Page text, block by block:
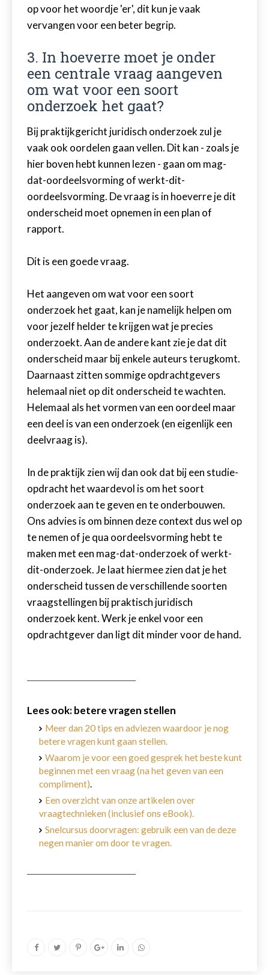
op voor het woordje 'er', dit kun je vaak
vervangen voor een beter begrip.
3. In hoeverre moet je onder
een centrale vraag aangeven
om wat voor een soort
onderzoek het gaat?
Bij praktijkgericht juridisch onderzoek zul je
vaak ook oordelen gaan vellen. Dit kan - zoals je
hier boven hebt kunnen lezen - gaan om mag-
dat-oordeelsvorming of werkt-dit-
oordeelsvorming. De vraag is in hoeverre je dit
onderscheid moet opnemen in een plan of
rapport.
Dit is een goede vraag.
Het aangeven om wat voor een soort
onderzoek het gaat, kan je namelijk helpen om
voor jezelf helder te krijgen wat je precies
onderzoekt. Aan de andere kant zie je dat dit
onderscheid maar bij enkele auteurs terugkomt.
Daarnaast zitten sommige opdrachtgevers
helemaal niet op dit onderscheid te wachten.
Helemaal als het vormen van een oordeel maar
een deel is van een onderzoek (en eigenlijk een
deelvraag is).
In de praktijk zien wij dan ook dat bij een studie-
opdracht het waardevol is om het soort
onderzoek aan te geven en te onderbouwen.
Ons advies is om binnen deze context dus wel op
te nemen of je qua oordeelsvorming hebt te
maken met een mag-dat-onderzoek of werkt-
dit-onderzoek. Je laat hiermee zien dat je het
onderscheid tussen de verschillende soorten
vraagstellingen bij praktisch juridisch
onderzoek kent. Werk je enkel voor een
opdrachtgever dan ligt dit minder voor de hand.
Lees ook: betere vragen stellen
Meer dan 20 tips en adviezen waardoor je nog
betere vragen kunt gaan stellen.
Waarom je voor een goed gesprek het beste kunt
beginnen met een vraag (na het geven van een
compliment).
Een overzicht van onze artikelen over
vraagtechnieken (inclusief ons eBook).
Snelcursus doorvragen: gebruik een van de deze
negen manier om door te vragen.